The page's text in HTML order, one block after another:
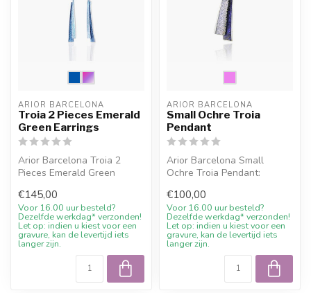
ARIOR BARCELONA
Troia 2 Pieces Emerald
Green Earrings
Arior Barcelona Troia 2
Pieces Emerald Green
farbigem Des...
€145,00
Voor 16.00 uur besteld?
Dezelfde werkdag* verzonden!
Let op: indien u kiest voor een
gravure, kan de levertijd iets
langer zijn.
ARIOR BARCELONA
Small Ochre Troia
Pendant
Arior Barcelona Small
Ochre Troia Pendant:
Design. Online...
€100,00
Voor 16.00 uur besteld?
Dezelfde werkdag* verzonden!
Let op: indien u kiest voor een
gravure, kan de levertijd iets
langer zijn.